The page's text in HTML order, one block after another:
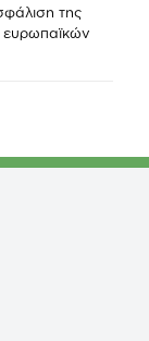
της
ευρωπαϊκών